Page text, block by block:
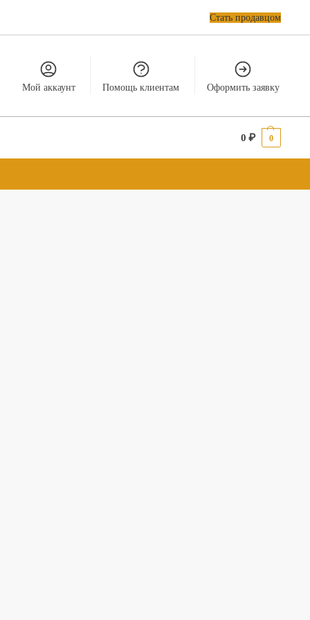
Стать продавцом
Мой аккаунт Помощь клиентам Оформить заявку
0₽ 0